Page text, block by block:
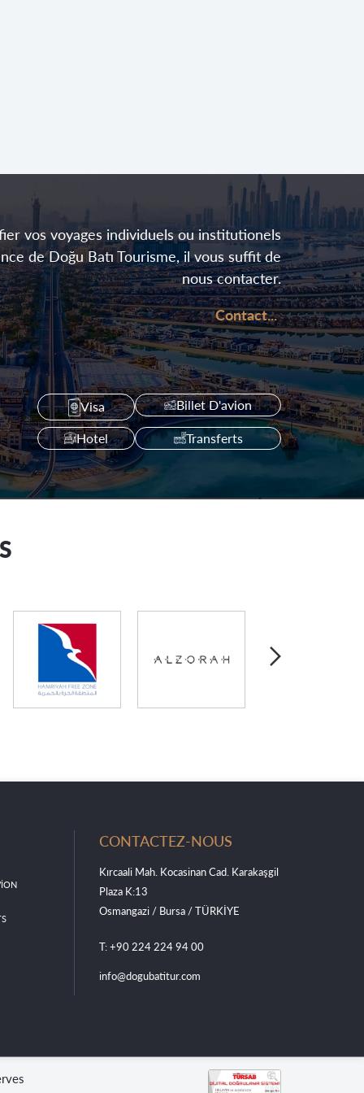
vos voyages individuels ou institutionels
de Doğu Batı Tourisme, il vous suffit de
nous contacter.
Contact...
Visa Billet D'avion
Hotel Transferts
CONTACTEZ-NOUS
Kırcaali Mah. Kocasinan Cad. Karakaşgil
Plaza K:13
Osmangazi / Bursa / TÜRKİYE
T: +90 224 224 94 00
info@dogubatitur.com